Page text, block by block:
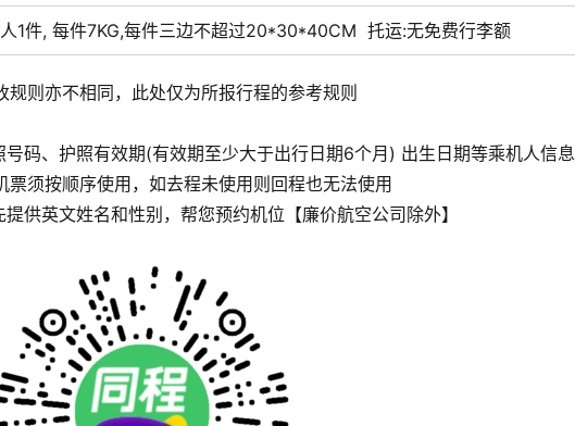
1件, 每件7KG,每件三边不超过20*30*40CM 托运:无免费行李额
则亦不相同，此处仅为所报行程的参考规则
码、护照有效期(有效期至少大于出行日期6个月) 出生日期等乘机人信息
须按顺序使用，如去程未使用则回程也无法使用
供英文姓名和性别，帮您预约机位【廉价航空公司除外】